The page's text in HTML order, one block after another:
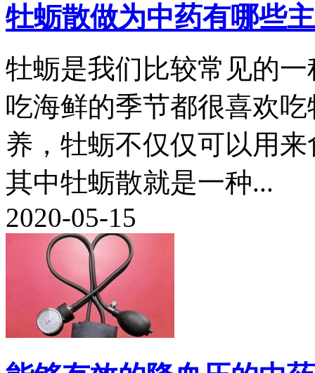
牡蛎散做为中药有哪些
牡蛎是我们比较常见的
吃海鲜的季节都很喜欢
养，牡蛎不仅仅可以用
其中牡蛎散就是一种...
2020-05-15